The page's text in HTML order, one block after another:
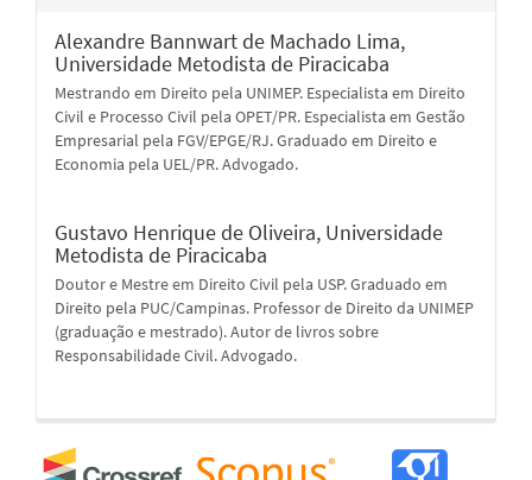
Alexandre Bannwart de Machado Lima,
Universidade Metodista de Piracicaba
Mestrando em Direito pela UNIMEP. Especialista em Direito
Civil e Processo Civil pela OPET/PR. Especialista em Gestão
Empresarial pela FGV/EPGE/RJ. Graduado em Direito e
Economia pela UEL/PR. Advogado.
Gustavo Henrique de Oliveira, Universidade
Metodista de Piracicaba
Doutor e Mestre em Direito Civil pela USP. Graduado em
Direito pela PUC/Campinas. Professor de Direito da UNIMEP
(graduação e mestrado). Autor de livros sobre
Responsabilidade Civil. Advogado.